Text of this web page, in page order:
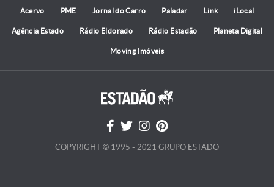
Acervo PME Jornal do Carro Paladar Link iLocal
Agência Estado Rádio Eldorado Rádio Estadão Planeta Digital
Moving Imóveis
COPYRIGHT © 1995 - 2021 GRUPO ESTADO